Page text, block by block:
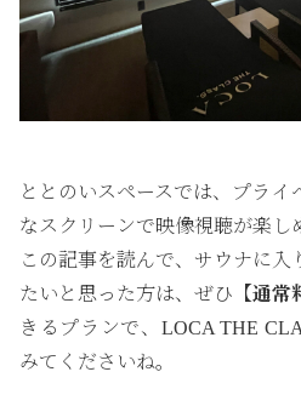
ととのいスペースでは、プライ
なスクリーンで映像視聴が楽し
この記事を読んで、サウナに入
たいと思った方は、ぜひ 【通常
きるプランで、LOCA THE
みてくださいね。